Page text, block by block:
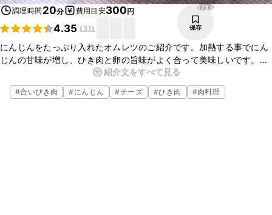
調理時間 20分 費用目安300円
4.35 ( 31)
1733
保存
にんじんをたっぷり入れたオムレツのご紹介です。加熱する事でにん
じんの甘味が増し、ひき肉と卵の旨味がよく合って美味しいです。お
好みの野菜を入れるとアレンジが広がります。朝食やブランチの一品
として、是非お試しくださいね。
紹介文をすべて見る
#合いびき肉 #にんじん #チーズ #ひき肉 #肉料理